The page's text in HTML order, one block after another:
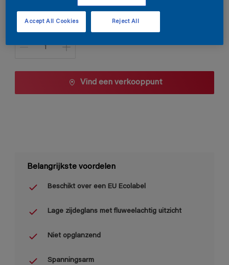
1 L
Vind een verkooppunt
Belangrijkste voordelen
Beschikt over een EU Ecolabel
Lage zijdeglans met fluweelachtig uitzicht
Niet opglanzend
Spanningsarm
Reject All
Accept All Cookies